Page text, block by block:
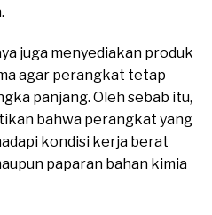
juga menyediakan produk
agar perangkat tetap
panjang. Oleh sebab itu,
bahwa perangkat yang
kondisi kerja berat
paparan bahan kimia